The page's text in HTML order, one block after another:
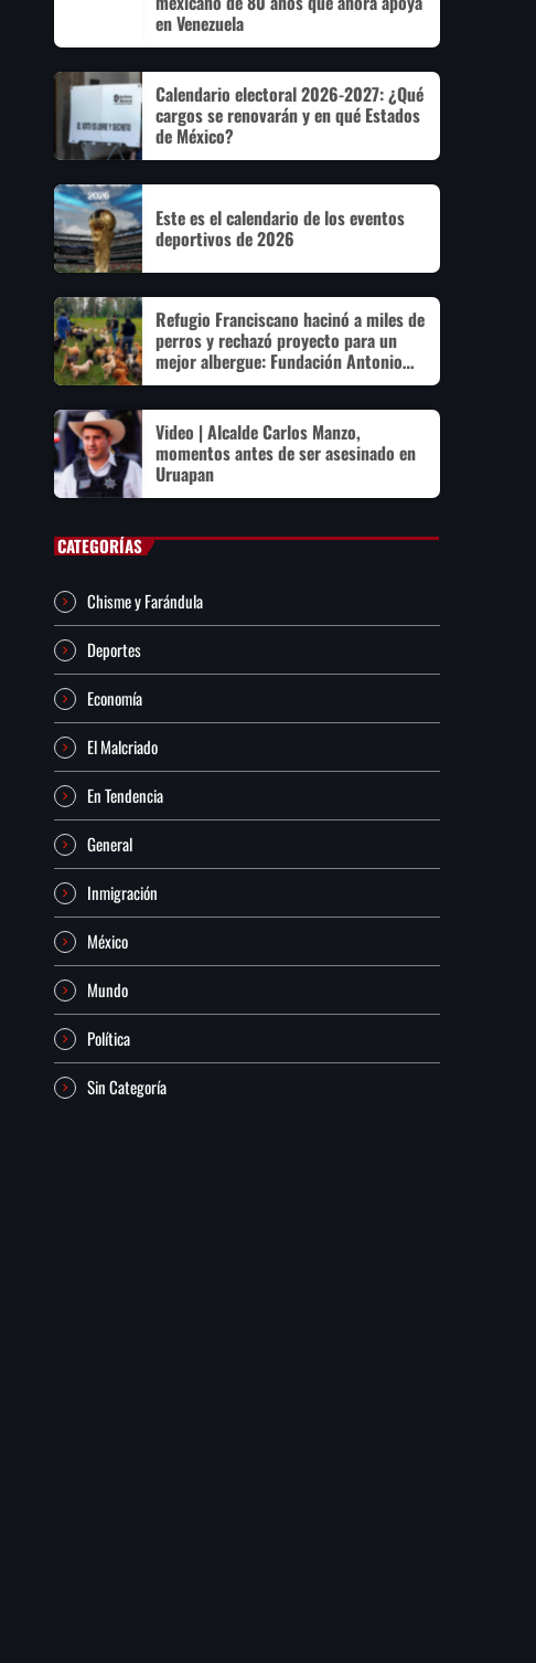
en Venezuela
Calendario electoral 2026-2027: ¿Qué
cargos se renovarán y en qué Estados
de México?
Este es el calendario de los eventos
deportivos de 2026
Refugio Franciscano hacinó a miles de
perros y rechazó proyecto para un
mejor albergue: Fundación Antonio
Hagenbeck
Video | Alcalde Carlos Manzo,
momentos antes de ser asesinado en
Uruapan
CATEGORÍAS
Chisme y Farándula
Deportes
Economía
El Malcriado
En Tendencia
General
Inmigración
México
Mundo
Política
Sin Categoría